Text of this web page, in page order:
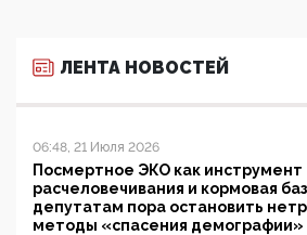
ЛЕНТА НОВОСТЕЙ
06:48, 21 Июля 2026
Посмертное ЭКО как инструмент
расчеловечивания и кормовая
депутатам пора остановить
методы «спасения демографии»